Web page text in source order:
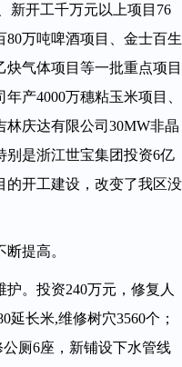
新开工千万元以上项目76
万吨啤酒项目、金士百生
气体项目等一批重点项目
产4000万穗粘玉米项目、
庆达有限公司30MW非晶
别是浙江世宝集团投资6亿
的开工建设，改变了我区没
提高。
。投资240万元，修复人
延长米,维修树穴3560个；
厕6座，新铺设下水管线